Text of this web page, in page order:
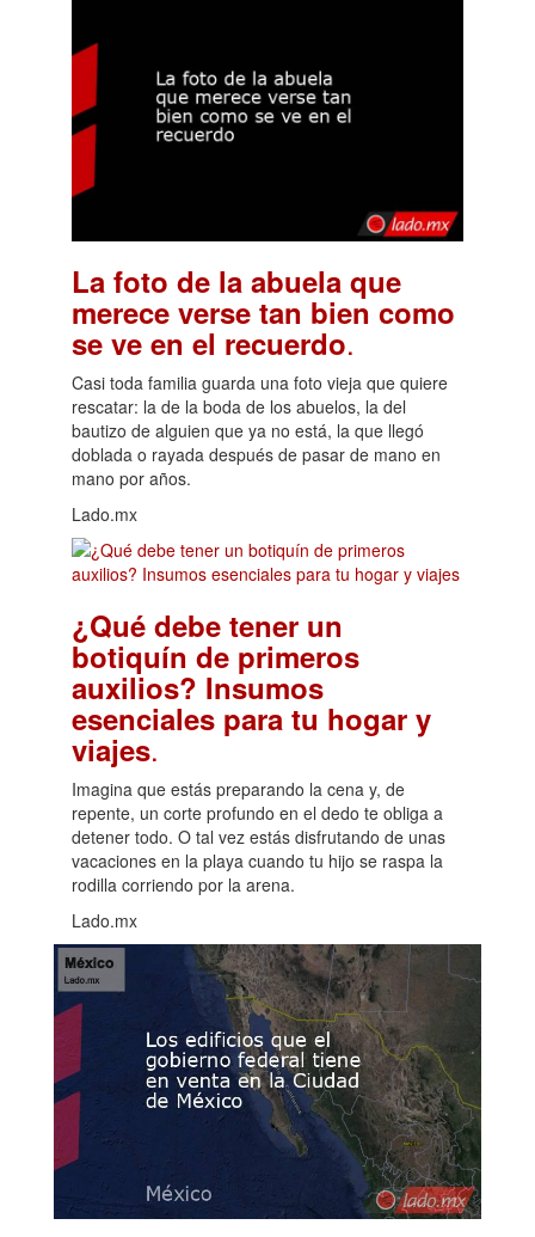
La foto de la abuela que
merece verse tan bien como
se ve en el recuerdo.
Casi toda familia guarda una foto vieja que quiere
rescatar: la de la boda de los abuelos, la del
bautizo de alguien que ya no está, la que llegó
doblada o rayada después de pasar de mano en
mano por años.
Lado.mx
¿Qué debe tener un
botiquín de primeros
auxilios? Insumos
esenciales para tu hogar y
viajes.
Imagina que estás preparando la cena y, de
repente, un corte profundo en el dedo te obliga a
detener todo. O tal vez estás disfrutando de unas
vacaciones en la playa cuando tu hijo se raspa la
rodilla corriendo por la arena.
Lado.mx